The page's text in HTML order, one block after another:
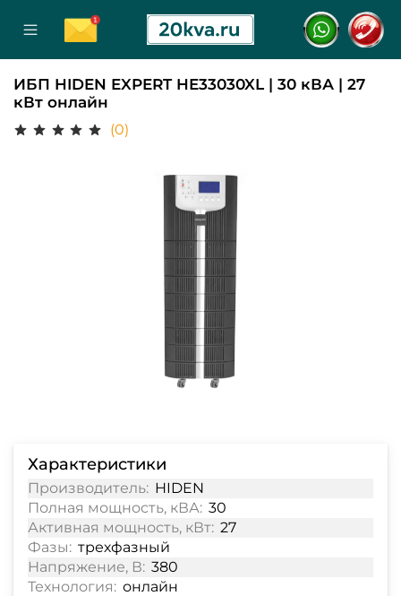
ИБП HIDEN EXPERT HE33030XL | 30 кВА | 27
кВт онлайн
(0)
Характеристики
Производитель: HIDEN
Полная мощность, кВА: 30
Активная мощность, кВт: 27
Фазы: трехфазный
Напряжение, В: 380
Технология: онлайн